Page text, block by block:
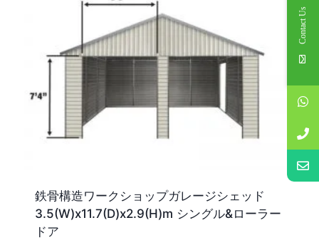
鉄骨構造ワークショップガレージシェッド
3.5(W)x11.7(D)x2.9(H)m シングル&ローラー
ドア
Contact Us